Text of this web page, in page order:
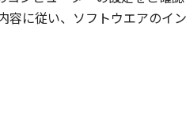
容に従い、ソフトウエアのイ